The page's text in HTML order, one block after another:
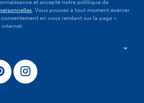
et accepté notre politique de
. Vous pouvez à tout moment exercer
en vous rendant sur la page «
internet.